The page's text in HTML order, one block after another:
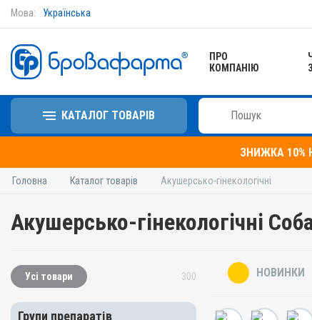
Мова: Українська
ПРО
КОМПАНІЮ
КАТАЛОГ ТОВАРІВ
ЗНИЖКА 10%
Головна Каталог товарів Акушерсько-гінекологічні
Акушерсько-гінекологічні
Усі товари 300
Групи препаратів
НОВИНКИ